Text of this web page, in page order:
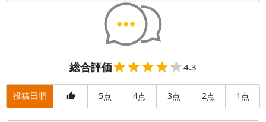
総合評価 4.3
投稿日順 5点 4点 3点 2点 1 点